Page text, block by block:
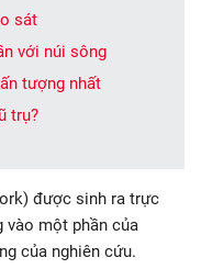
sát
với núi sông
tượng nhất
trụ?
được sinh ra trực
vào một phần của
của nghiên cứu.